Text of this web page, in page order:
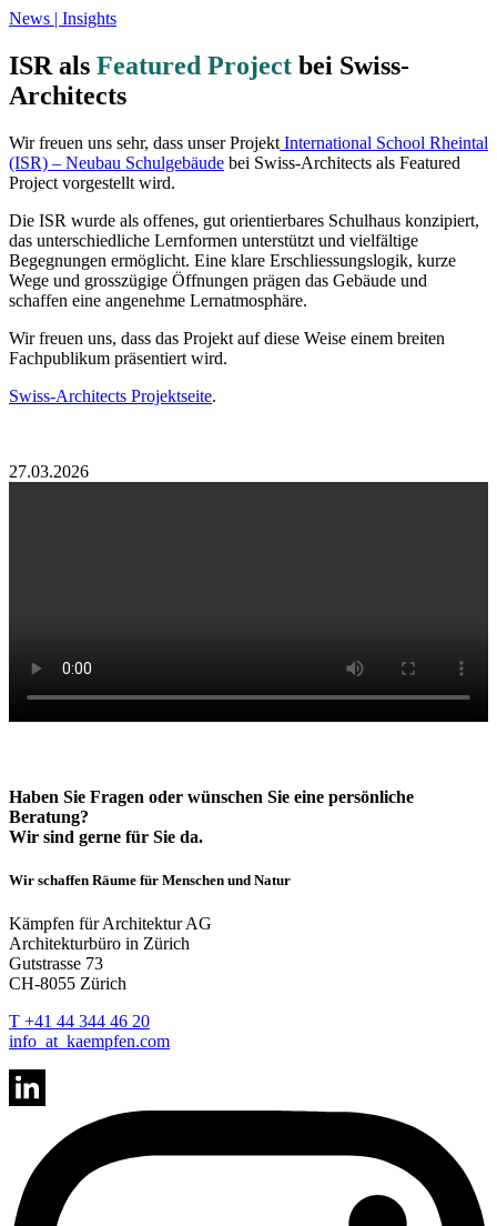
News | Insights
ISR als Featured Project bei Swiss-
Architects
Wir freuen uns sehr, dass unser Projekt International School Rheintal
(ISR) – Neubau Schulgebäude bei Swiss-Architects als Featured
Project vorgestellt wird.
Die ISR wurde als offenes, gut orientierbares Schulhaus konzipiert,
das unterschiedliche Lernformen unterstützt und vielfältige
Begegnungen ermöglicht. Eine klare Erschliessungslogik, kurze
Wege und grosszügige Öffnungen prägen das Gebäude und
schaffen eine angenehme Lernatmosphäre.
Wir freuen uns, dass das Projekt auf diese Weise einem breiten
Fachpublikum präsentiert wird.
Swiss-Architects Projektseite.
27.03.2026
Haben Sie Fragen oder wünschen Sie eine persönliche
Beratung?
Wir sind gerne für Sie da.
Wir schaffen Räume für Menschen und Natur
Kämpfen für Architektur AG
Architekturbüro in Zürich
Gutstrasse 73
CH-8055 Zürich
T +41 44 344 46 20
info _at_ kaempfen.com